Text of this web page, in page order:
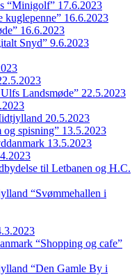
“Minigolf” 17.6.2023
kuglepenne” 16.6.2023
16.6.2023
Snyd” 9.6.2023
Landsmøde” 22.5.2023
20.5.2023
og spisning” 13.5.2023
13.5.2023
til Letbanen og H.C.
“Svømmehallen i
“Shopping og cafe”
“Den Gamle By i